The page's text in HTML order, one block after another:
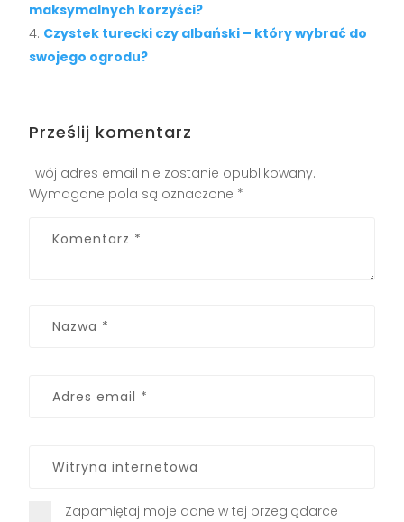
maksymalnych korzyści?
Czystek turecki czy albański – który wybrać do
swojego ogrodu?
Prześlij komentarz
Twój adres email nie zostanie opublikowany.
Wymagane pola są oznaczone *
Zapamiętaj moje dane w tej przeglądarce